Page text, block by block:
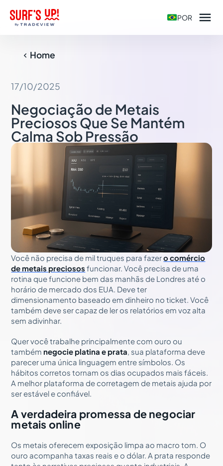
POR 
 Home
17/10/2025
Negociação de Metais
Preciosos Que Se Mantém
Calma Sob Pressão
Você não precisa de mil truques para fazero comércio
de metais preciosos funcionar. Você precisa de uma
rotina que funcione bem das manhãs de Londres até o
horário de mercado dos EUA. Deve ter
dimensionamento baseado em dinheiro no ticket. Você
também deve ser capaz de ler os relatórios em voz alta
sem adivinhar.
Quer você trabalhe principalmente com ouro ou
também negocie platina e prata, sua plataforma deve
parecer uma única linguagem entre símbolos. Os
hábitos corretos tornam os dias ocupados mais fáceis.
A melhor plataforma de corretagem de metais ajuda por
ser estável e confiável.
A verdadeira promessa de negociar
metais online
Os metais oferecem exposição limpa ao macro tom. O
ouro acompanha taxas reais e o dólar. A prata responde